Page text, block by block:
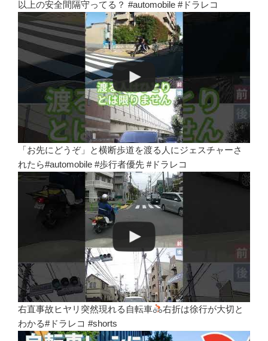
以上の安全間隔守ってる？ #automobile #ドラレコ
「お先にどうぞ」と横断歩道を渡る人にジェスチャーさ
れたら#automobile #歩行者優先 #ドラレコ
右直事故ヒヤリ突然現れる自転車
右折は徐行が大切と
わかる#ドラレコ #shorts